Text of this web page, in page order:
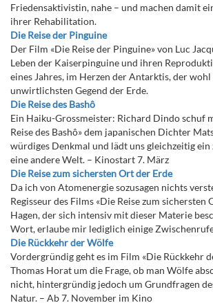
Friedensaktivistin, nahe – und machen damit
ihrer Rehabilitation.
Die Reise der Pinguine
Der Film «Die Reise der Pinguine» von Luc
Leben der Kaiserpinguine und ihren
eines Jahres, im Herzen der Antarktis, der
unwirtlichsten Gegend der Erde.
Die Reise des Bashô
Ein Haiku-Grossmeister: Richard Dindo schuf
Reise des Bashô» dem japanischen Dichter
würdiges Denkmal und lädt uns gleichzeitig ein
eine andere Welt. – Kinostart 7. März
Die Reise zum sichersten Ort der Erde
Da ich von Atomenergie sozusagen nichts
Regisseur des Films «Die Reise zum sichersten
Hagen, der sich intensiv mit dieser Materie
Wort, erlaube mir lediglich einige
Die Rückkehr der Wölfe
Vordergründig geht es im Film «Die Rückkehr
Thomas Horat um die Frage, ob man Wölfe
nicht, hintergründig jedoch um Grundfragen
Natur. – Ab 7. November im Kino